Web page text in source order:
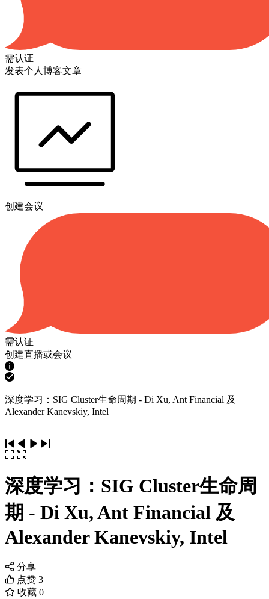
需认证
发表个人博客文章
创建会议
需认证
创建直播或会议
深度学习：SIG Cluster生命周期 - Di Xu, Ant Financial 及
Alexander Kanevskiy, Intel
深度学习：SIG Cluster生命周
期 - Di Xu, Ant Financial 及
Alexander Kanevskiy, Intel
分享
点赞 3
收藏 0